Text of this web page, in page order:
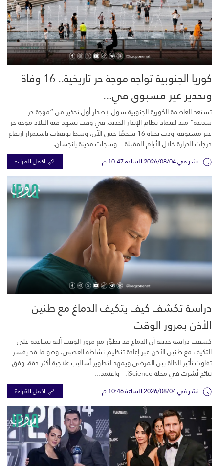
كوريا الجنوبية تواجه موجة حر تاريخية.. 16 وفاة
وتحذير غير مسبوق في...
تستعد العاصمة الكورية الجنوبية سول لإصدار أول تحذير من “موجة حر
شديدة” منذ اعتماد نظام الإنذار الجديد، في وقت تشهد فيه البلاد موجة حر
غير مسبوقة أودت بحياة 16 شخصًا حتى الآن، وسط توقعات باستمرار ارتفاع
درجات الحرارة خلال الأيام المقبلة. وسجلت مدينة يانجسان،...
نشر في 2026/08/04 الساعة 10:47 م اكمل القراءة
دراسة تكشف كيف يتكيف الدماغ مع طنين
الأذن بمرور الوقت
كشفت دراسة حديثة أن الدماغ قد يطوّر مع مرور الوقت آلية تساعده على
التكيف مع طنين الأذن عبر إعادة تنظيم نشاطه العصبي، وهو ما قد يفسر
تفاوت تأثير الحالة بين المرضى ويمهد لتطوير أساليب علاجية أكثر دقة، وفق
نتائج نُشرت في مجلة iScience. واعتمد...
نشر في 2026/08/04 الساعة 10:46 م اكمل القراءة